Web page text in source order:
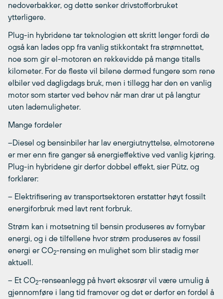
nedoverbakker, og dette senker drivstofforbruket
ytterligere.
Plug-in hybridene tar teknologien ett skritt lenger fordi de
også kan lades opp fra vanlig stikkontakt fra strømnettet,
noe som gir el-motoren en rekkevidde på mange titalls
kilometer. For de fleste vil bilene dermed fungere som rene
elbiler ved dagligdags bruk, men i tillegg har den en vanlig
motor som starter ved behov når man drar ut på langtur
uten lademuligheter.
Mange fordeler
–Diesel og bensinbiler har lav energiutnyttelse, elmotorene
er mer enn fire ganger så energieffektive ved vanlig kjøring.
Plug-in hybridene gir derfor dobbel effekt, sier Pütz, og
forklarer:
– Elektrifisering av transportsektoren erstatter høyt fossilt
energiforbruk med lavt rent forbruk.
Strøm kan i motsetning til bensin produseres av fornybar
energi, og i de tilfellene hvor strøm produseres av fossil
energi er CO2-rensing en mulighet som blir stadig mer
aktuell.
– Et CO2-renseanlegg på hvert eksosrør vil være umulig å
gjennomføre i lang tid framover og det er derfor en fordel å